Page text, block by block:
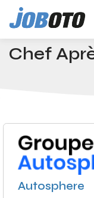
Skip to main content
Accueil Emplois
Chef
Autosphere